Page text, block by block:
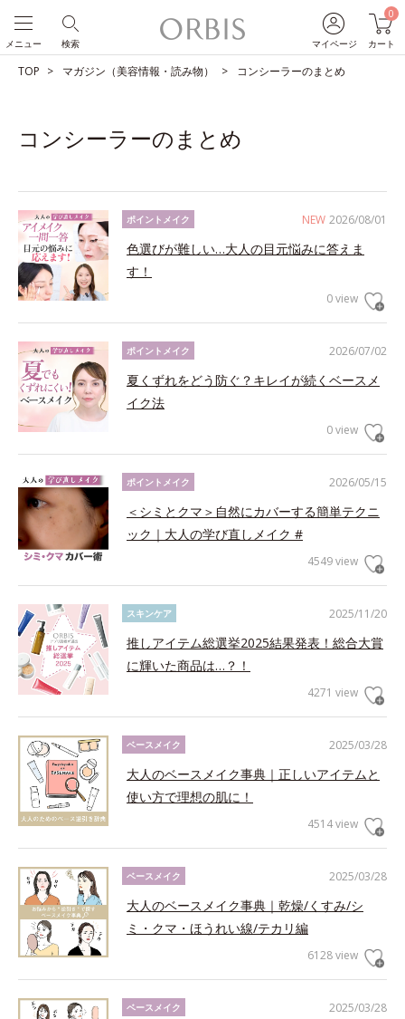
マイページ
0
カート
検索
メニュー
TOP マガジン（美容情報・読み物） コンシーラーのまとめ
コンシーラーのまとめ
NEW 2026/08/01
ポイントメイク
色選びが難しい…大人の目元悩みに答えま
す！
0 view
2026/07/02
ポイントメイク
夏くずれをどう防ぐ？キレイが続くベースメ
イク法
0 view
2026/05/15
ポイントメイク
＜シミとクマ＞自然にカバーする簡単テクニ
ック｜大人の学び直しメイク #
4549 view
2025/11/20
スキンケア
推しアイテム総選挙2025結果発表！総合大賞
に輝いた商品は…？！
4271 view
2025/03/28
ベースメイク
大人のベースメイク事典｜正しいアイテムと
使い方で理想の肌に！
4514 view
2025/03/28
ベースメイク
大人のベースメイク事典｜乾燥/くすみ/シ
ミ・クマ・ほうれい線/テカリ編
6128 view
2025/03/28
ベースメイク